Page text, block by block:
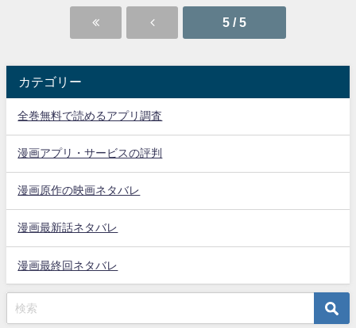
5 / 5
カテゴリー
全巻無料で読めるアプリ調査
漫画アプリ・サービスの評判
漫画原作の映画ネタバレ
漫画最新話ネタバレ
漫画最終回ネタバレ